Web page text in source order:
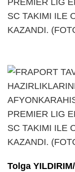
Tolga YILDIRIM/